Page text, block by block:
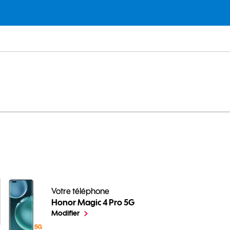
5G
Votre téléphone
Honor Magic 4 Pro 5G
pour votre Honor Magic 4 Pro 5G ou
Modifierle téléphone sélectionné